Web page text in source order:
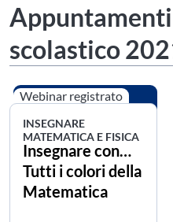
scolastico
Webinar registrato
INSEGNARE
MATEMATICA E FISICA
Insegnare con…
Tutti i colori della
Matematica